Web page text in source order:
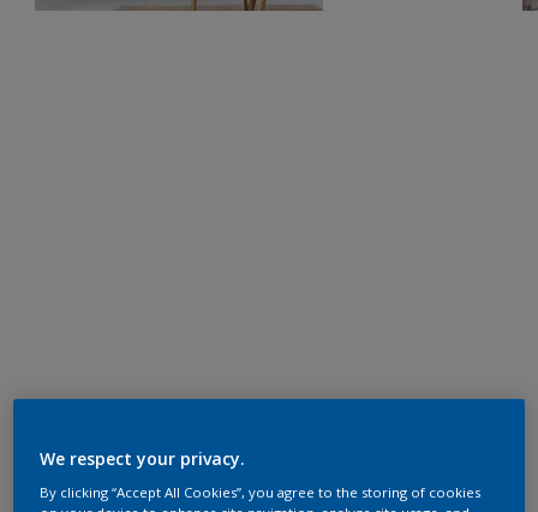
We respect your privacy.
By clicking “Accept All Cookies”, you agree to the storing of cookies